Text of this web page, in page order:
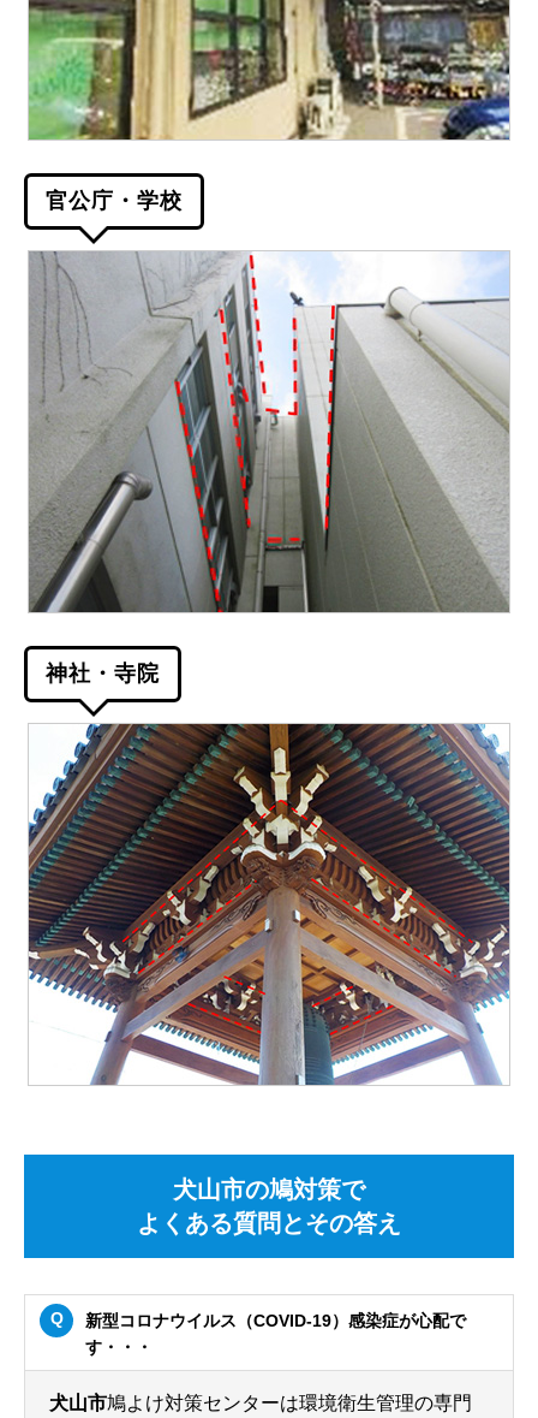
官公庁・学校
神社・寺院
犬山市の鳩対策で
よくある質問とその答え
新型コロナウイルス（COVID-19）感染症が心配で
す・・・
犬山市鳩よけ対策センターは環境衛生管理の専門